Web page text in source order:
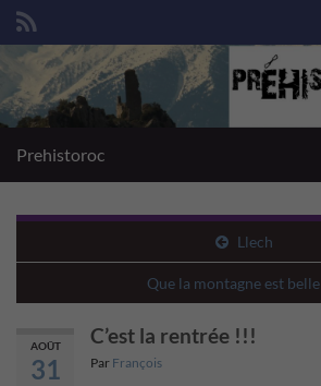
Search for:
Prehistoroc
Llech
Que la montagne est belle
AOÛT
31
C’est la rentrée !!!
Par François